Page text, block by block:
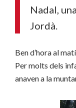
Nadal,
Jordà.
Ben d’hora al
Per molts dels
anaven a la